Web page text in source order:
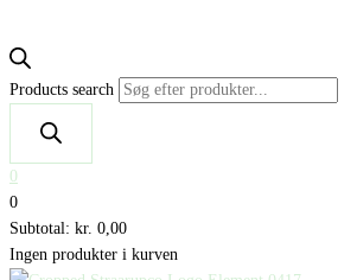
Products search
0
0
Subtotal: kr. 0,00
Ingen produkter i kurven